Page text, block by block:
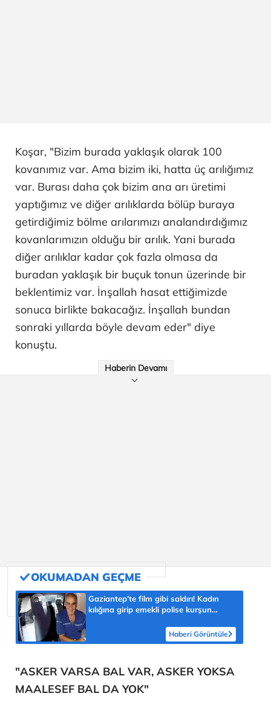
Koşar, "Bizim burada yaklaşık olarak 100
kovanımız var. Ama bizim iki, hatta üç arılığımız
var. Burası daha çok bizim ana arı üretimi
yaptığımız ve diğer arılıklarda bölüp buraya
getirdiğimiz bölme arılarımızı analandırdığımız
kovanlarımızın olduğu bir arılık. Yani burada
diğer arılıklar kadar çok fazla olmasa da
buradan yaklaşık bir buçuk tonun üzerinde bir
beklentimiz var. İnşallah hasat ettiğimizde
sonuca birlikte bakacağız. İnşallah bundan
sonraki yıllarda böyle devam eder" diye
konuştu.
Haberin Devamı
Gaziantep’te film gibi saldırı! Kadın
kılığına girip emekli polise kurşun
Haberi Görüntüle
"ASKER VARSA BAL VAR, ASKER YOKSA
MAALESEF BAL DA YOK"